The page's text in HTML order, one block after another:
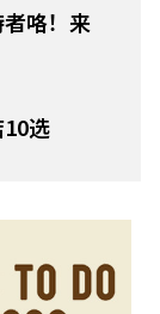
咯！来
选